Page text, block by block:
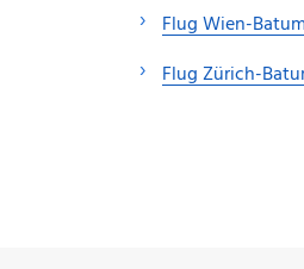
Flug Wien-
Flug Zürich-